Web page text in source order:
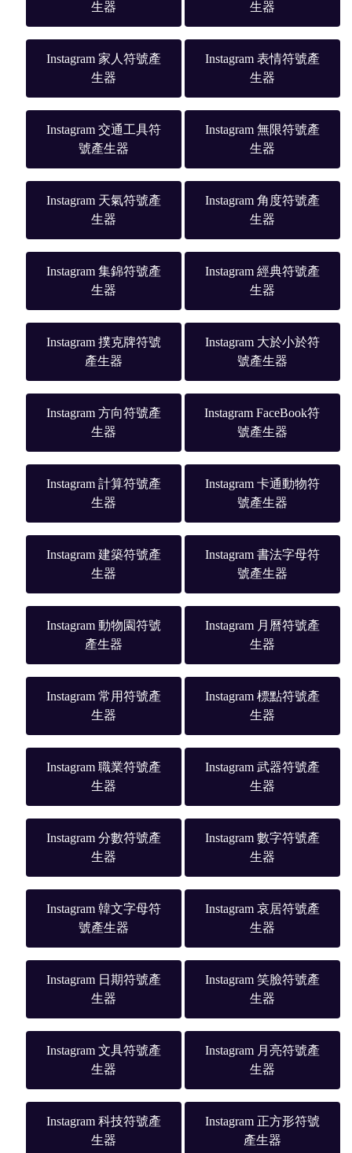
生器 生器
Instagram 家人符號產
生器
Instagram 表情符號產
生器
Instagram 交通工具符
號產生器
Instagram 無限符號產
生器
Instagram 天氣符號產
生器
Instagram 角度符號產
生器
Instagram 集錦符號產
生器
Instagram 經典符號產
生器
Instagram 撲克牌符號
產生器
Instagram 大於小於符
號產生器
Instagram 方向符號產
生器
Instagram FaceBook符
號產生器
Instagram 計算符號產
生器
Instagram 卡通動物符
號產生器
Instagram 建築符號產
生器
Instagram 書法字母符
號產生器
Instagram 動物園符號
產生器
Instagram 月曆符號產
生器
Instagram 常用符號產
生器
Instagram 標點符號產
生器
Instagram 職業符號產
生器
Instagram 武器符號產
生器
Instagram 分數符號產
生器
Instagram 數字符號產
生器
Instagram 韓文字母符
號產生器
Instagram 哀居符號產
生器
Instagram 日期符號產
生器
Instagram 笑臉符號產
生器
Instagram 文具符號產
生器
Instagram 月亮符號產
生器
Instagram 科技符號產
生器
Instagram 正方形符號
產生器